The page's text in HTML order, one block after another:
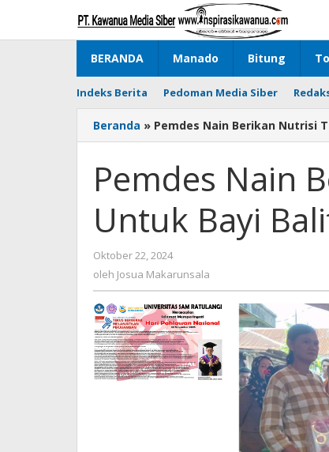
konten
BERANDA Manado Bitung
Indeks Berita Pedoman Media Siber
Beranda » Pemdes Nain Berikan Nutrisi
Pemdes Nain
Untuk Bayi
Oktober 22, 2024
Josua
oleh Josua Makarunsala